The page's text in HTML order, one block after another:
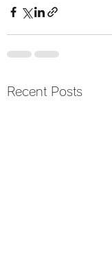
Recent Posts